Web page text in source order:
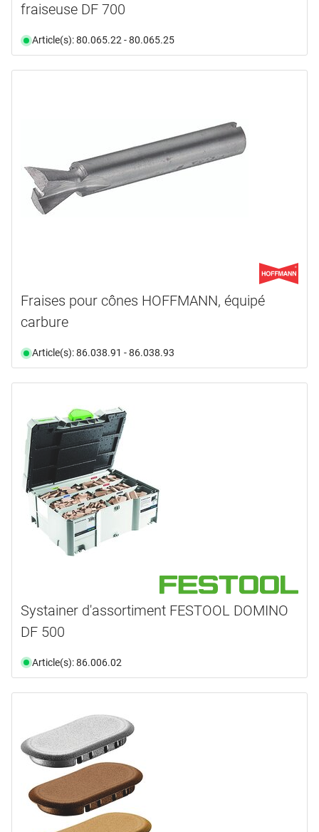
fraiseuse DF 700
Article(s): 80.065.22 - 80.065.25
Fraises pour cônes HOFFMANN, équipé
carbure
Article(s): 86.038.91 - 86.038.93
Systainer d'assortiment FESTOOL DOMINO
DF 500
Article(s): 86.006.02